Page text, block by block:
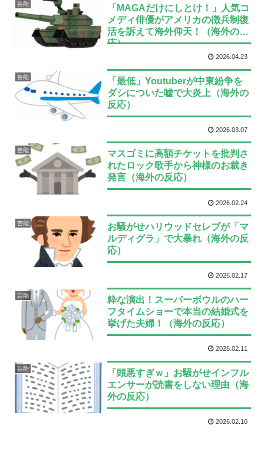
芸能
「MAGAだけにしとけ！」人気コ
メディ俳優がアメリカの徴兵制復
活を訴えて海外仰天！（海外の反
応）
2026.04.23
芸能
「最低」Youtuberが中東紛争を
ダシについた嘘で大炎上（海外の
反応）
2026.03.07
芸能
マスゴミに高額チケットを批判さ
れたロック歌手から神様のお裁き
発言（海外の反応）
2026.02.24
芸能
お騒がせハリウッドセレブが「マ
ルディグラ」で大暴れ（海外の反
応）
2026.02.17
芸能
粋な演出！スーパーボウルのハー
フタイムショーで本当の結婚式を
挙げた夫婦！（海外の反応）
2026.02.11
芸能
「頭悪すぎｗ」お騒がせインフル
エンサーが読書をしない理由（海
外の反応）
2026.02.10